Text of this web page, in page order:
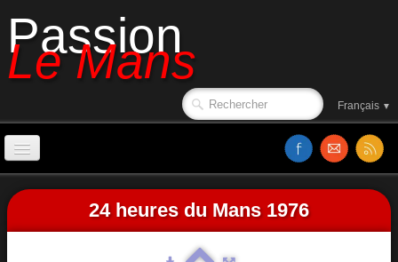
Passion
Le Mans
Français ▼
Accueil
Sorties de piste24 heures du Mans 1976